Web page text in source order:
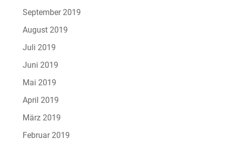
September 2019
August 2019
Juli 2019
Juni 2019
Mai 2019
April 2019
März 2019
Februar 2019